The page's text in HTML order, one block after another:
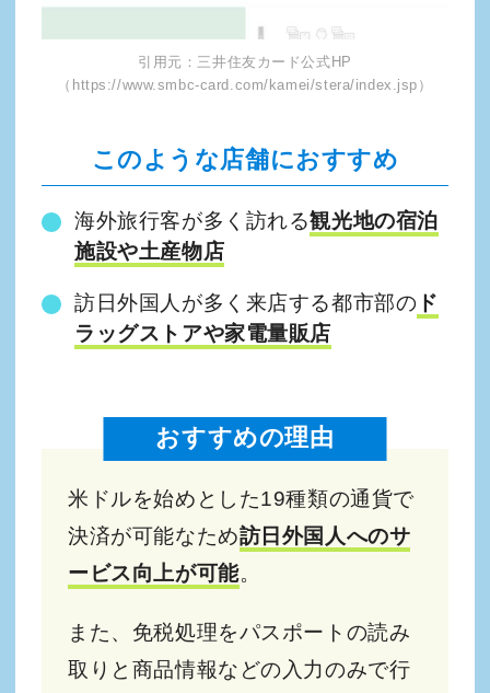
引用元：三井住友カード公式HP
（https://www.smbc-card.com/kamei/stera/index.jsp）
このような店舗におすすめ
海外旅行客が多く訪れる観光地の宿泊
施設や土産物店
訪日外国人が多く来店する都市部の ド
ラッグストアや家電量販店
おすすめの理由
米ドルを始めとした19種類の通貨で
決済が可能なため訪日外国人へのサ
ービス向上が可能。
また、免税処理をパスポートの読み
取りと商品情報などの入力のみで行